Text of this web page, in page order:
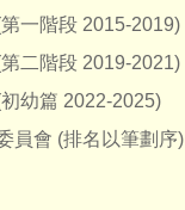
一階段 2015-2019)
二階段 2019-2021)
幼篇 2022-2025)
員會 (排名以筆劃序)